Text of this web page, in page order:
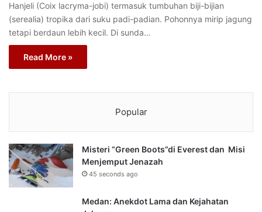
Hanjeli (Coix lacryma-jobi) termasuk tumbuhan biji-bijian
(serealia) tropika dari suku padi-padian. Pohonnya mirip jagung
tetapi berdaun lebih kecil. Di sunda…
Read More »
Popular
Misteri “Green Boots”di Everest dan Misi
Menjemput Jenazah
45 seconds ago
Medan: Anekdot Lama dan Kejahatan